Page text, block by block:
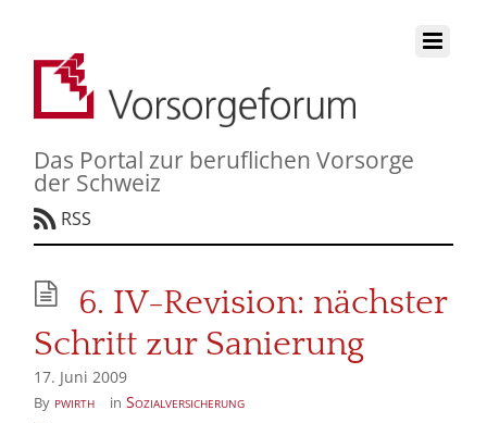
Das Portal zur beruflichen Vorsorge
der Schweiz
RSS
6. IV-Revision: nächster
Schritt zur Sanierung
17. Juni 2009
By pwirth in Sozialversicherung